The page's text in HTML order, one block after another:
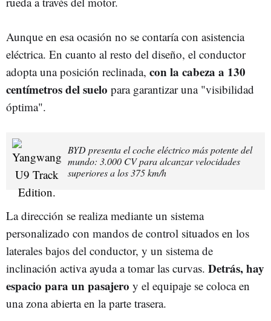
Aunque en esa ocasión no se contaría con asistencia
eléctrica. En cuanto al resto del diseño, el conductor
adopta una posición reclinada, con la cabeza a 130
centímetros del suelo para garantizar una "visibilidad
óptima".
BYD presenta el coche eléctrico más potente del
mundo: 3.000 CV para alcanzar velocidades
superiores a los 375 km/h
La dirección se realiza mediante un sistema
personalizado con mandos de control situados en los
laterales bajos del conductor, y un sistema de
inclinación activa ayuda a tomar las curvas. Detrás, hay
espacio para un pasajero y el equipaje se coloca en
una zona abierta en la parte trasera.